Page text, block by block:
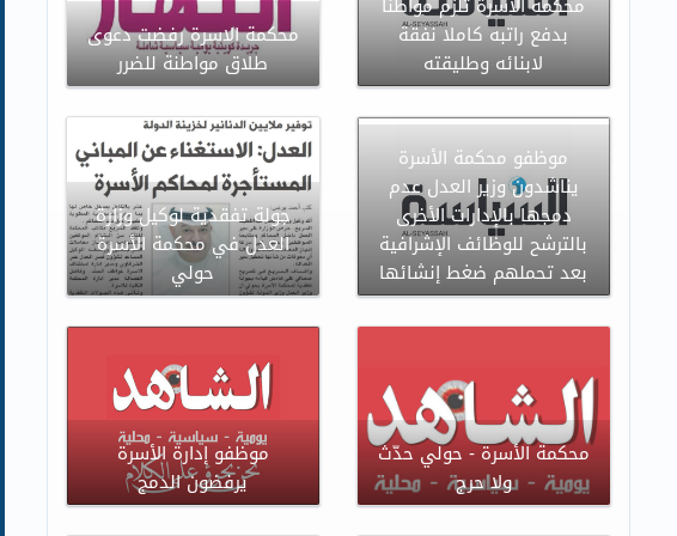
محكمة الاسرة رفضت دعوى
طلاق مواطنة للضرر
بدفع راتبه كاملا نفقة
لابنائه وطليقته
جولة تفقدية لوكيل وزارة
العدل في محكمة الأسرة
حولي
موظفو محكمة الأسرة
يناشدون وزير العدل عدم
دمجها بالإدارات الأخرى
بالترشح للوظائف الإشرافية
بعد تحملهم ضغط إنشائها
موظفو إدارة الأسرة
يرفضون الدمج
محكمة الأسرة - حولي حدّث
ولا حرج